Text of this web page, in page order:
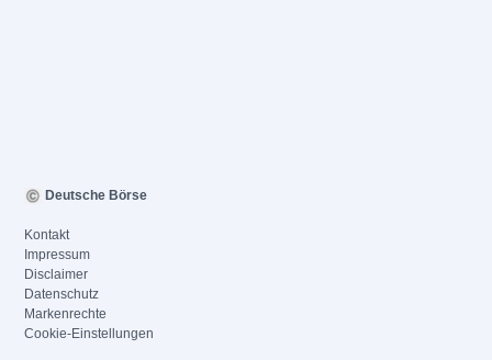
Deutsche Börse
Kontakt
Impressum
Disclaimer
Datenschutz
Markenrechte
Cookie-Einstellungen